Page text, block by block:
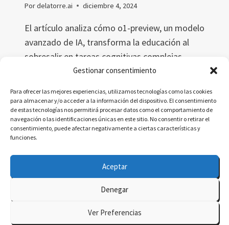
Gestionar consentimiento
Para ofrecer las mejores experiencias, utilizamos tecnologías como las cookies
para almacenar y/o acceder a la información del dispositivo. El consentimiento
de estas tecnologías nos permitirá procesar datos como el comportamiento de
navegación o las identificaciones únicas en este sitio. No consentir o retirar el
consentimiento, puede afectar negativamente a ciertas características y
funciones.
Aceptar
Denegar
Ver Preferencias
Pordelatorre.ai diciembre 4, 2024
El artículo analiza cómo o1-preview, un modelo
avanzado de IA, transforma la educación al
sobresalir en tareas cognitivas complejas
como pensamiento crítico, diseño y
limitaciones y el impacto ético, pedagógico y
tecnológico en el aprendizaje del futuro.
LEER MÁS
Kadence WP